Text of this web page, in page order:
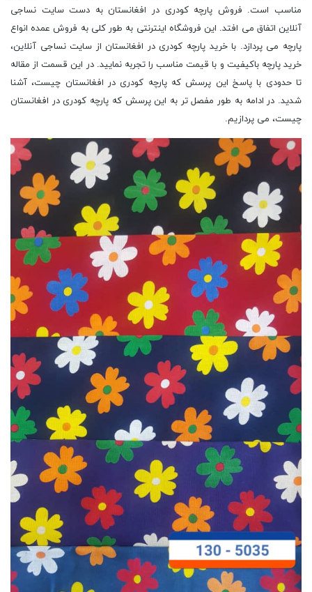
مناسب است. فروش پارچه کودری در افغانستان به دست سایت نساجی
آنلاین اتفاق می افتد. این فروشگاه اینترنتی به طور کلی به فروش عمده انواع
پارچه می پردازد. با خرید پارچه کودری در افغانستان از سایت نساجی آنلاین،
خرید پارچه باکیفیت و با قیمت مناسب را تجربه نمایید. در این قسمت از مقاله
تا حدودی با پاسخ این پرسش که پارچه کودری در افغانستان چیست، آشنا
شدید. در ادامه به طور مفصل تر به این پرسش که پارچه کودری در افغانستان
چیست، می پردازیم.